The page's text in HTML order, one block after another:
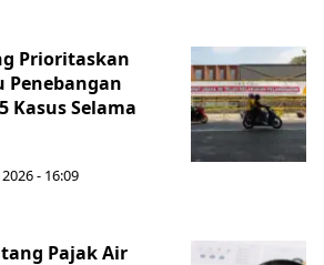
Prioritaskan
Penebangan
Kasus Selama
- 16:09
Pajak Air